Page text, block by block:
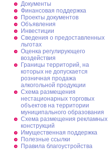
Документы
Финансовая поддержка
Проекты документов
Объявления
Инвестиции
Сведения о предоставленных
льготах
Оценка регулирующего
воздействия
Границы территорий, на
которых не допускается
розничная продажа
алкогольной продукции
Схема размещения
нестационарных торговых
объектов на территории
муниципального образования
Схема размещения рекламных
конструкций
Имущественная поддержка
Полезные ссылки
Правила благоустройства